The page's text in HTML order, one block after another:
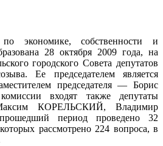
экономике, собственности и
28 октября 2009 года, на
городского Совета депутатов
Ее председателем является
председателя — Борис
входят также депутаты
КОРЕЛЬСКИЙ, Владимир
период проведено 32
рассмотрено 224 вопроса, в